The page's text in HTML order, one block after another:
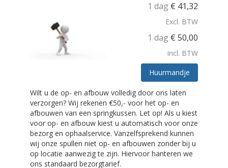
1 dag € 41,32
Excl. BTW
1 dag € 50,00
incl. BTW
Huurmandje
Wilt u de op- en afbouw volledig door ons laten
verzorgen? Wij rekenen €50,- voor het op- en
afbouwen van een springkussen. Let op! Als u kiest
voor op- en afbouw kiest u automatisch voor onze
bezorg en ophaalservice. Vanzelfsprekend kunnen
wij onze spullen niet op- en afbouwen zonder bij u
op locatie aanwezig te zijn. Hiervoor hanteren we
ons standaard bezorgtarief.